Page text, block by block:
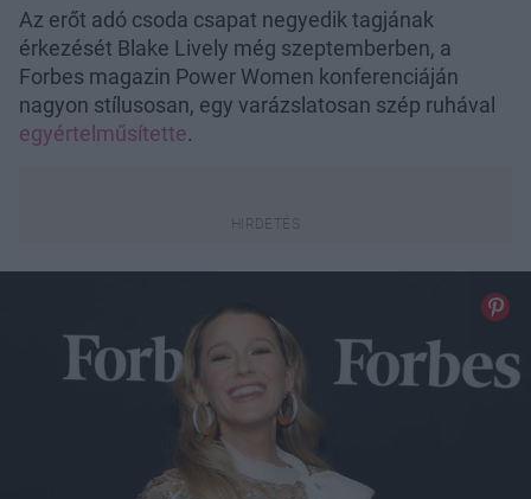
Az erőt adó csoda csapat negyedik tagjának
érkezését Blake Lively még szeptemberben, a
Forbes magazin Power Women konferenciáján
nagyon stílusosan, egy varázslatosan szép ruhával
egyértelműsítette.